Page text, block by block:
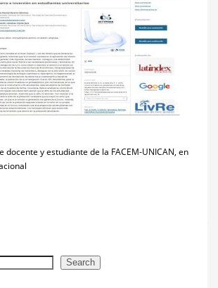
docente y estudiante de la FACEM-UNICAN, en
Search